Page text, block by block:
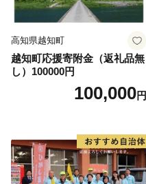
高知県越知町
越知町応援寄附金（返礼品無
し）100000円
100,000円